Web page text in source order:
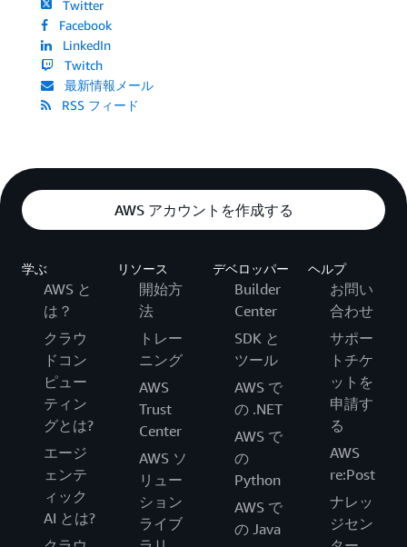
Twitter
Facebook
LinkedIn
Twitch
最新情報メール
RSS フィード
AWS アカウントを作成する
学ぶ
AWS と
は？
クラウ
ドコン
ピュー
ティン
グとは?
エージ
ェンテ
ィック
AI とは?
リソース
開始方
法
トレー
ニング
AWS
Trust
Center
AWS ソ
リュー
ション
ライブ
デベロッパー
Builder
Center
SDK と
ツール
AWS で
の .NET
AWS で
の
Python
AWS で
の Java
ヘルプ
お問い
合わせ
サポー
トチケ
ットを
申請す
る
AWS
re:Post
ナレッ
ジセン